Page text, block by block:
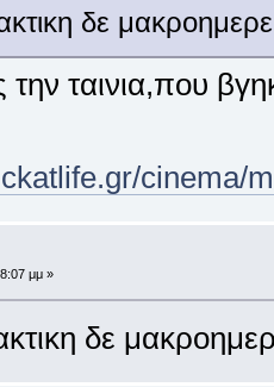
δε
την ταινια,που
cinema/
μμ »
δε